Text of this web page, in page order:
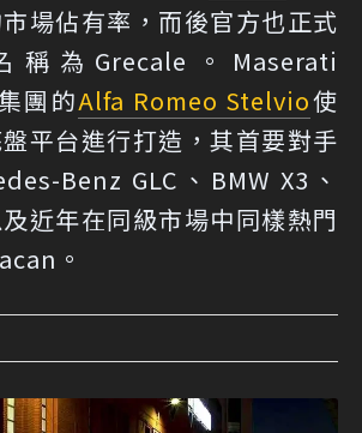
場佔有率，而後官方也正式
為Grecale。Maserati
團的Alfa Romeo Stelvio使
平台進行打造，其首要對手
Benz GLC、BMW X3、
近年在同級市場中同樣熱門
。